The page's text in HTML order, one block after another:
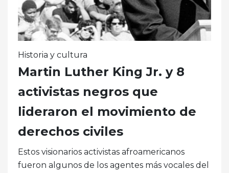
Historia y cultura
Martin Luther King Jr. y 8
activistas negros que
lideraron el movimiento de
derechos civiles
Estos visionarios activistas afroamericanos
fueron algunos de los agentes más vocales del